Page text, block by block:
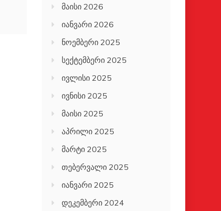
მაისი 2026
იანვარი 2026
ნოემბერი 2025
სექტემბერი 2025
ივლისი 2025
ივნისი 2025
მაისი 2025
აპრილი 2025
მარტი 2025
თებერვალი 2025
იანვარი 2025
დეკემბერი 2024